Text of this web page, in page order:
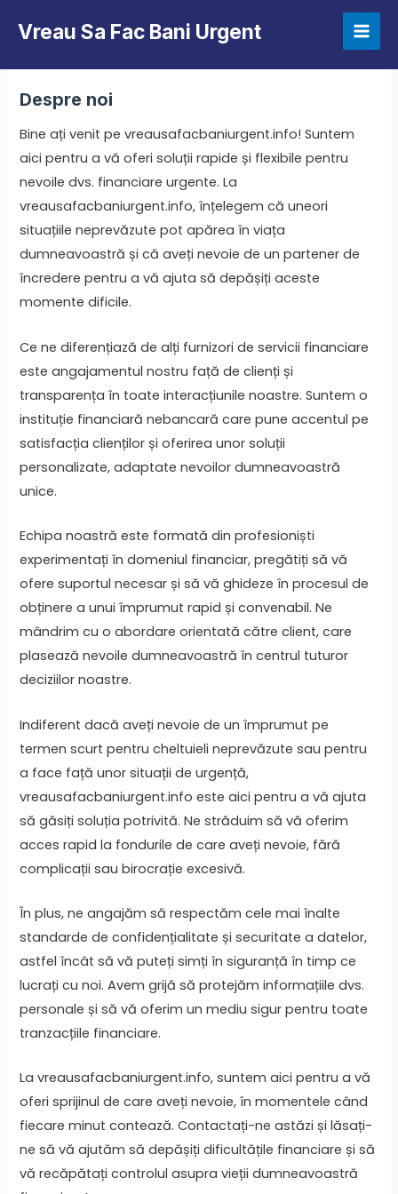
Vreau Sa Fac Bani Urgent
Despre noi
Bine ați venit pe vreausafacbaniurgent.info! Suntem
aici pentru a vă oferi soluții rapide și flexibile pentru
nevoile dvs. financiare urgente. La
vreausafacbaniurgent.info, înțelegem că uneori
situațiile neprevăzute pot apărea în viața
dumneavoastră și că aveți nevoie de un partener de
încredere pentru a vă ajuta să depășiți aceste
momente dificile.
Ce ne diferențiază de alți furnizori de servicii financiare
este angajamentul nostru față de clienți și
transparența în toate interacțiunile noastre. Suntem o
instituție financiară nebancară care pune accentul pe
satisfacția clienților și oferirea unor soluții
personalizate, adaptate nevoilor dumneavoastră
unice.
Echipa noastră este formată din profesioniști
experimentați în domeniul financiar, pregătiți să vă
ofere suportul necesar și să vă ghideze în procesul de
obținere a unui împrumut rapid și convenabil. Ne
mândrim cu o abordare orientată către client, care
plasează nevoile dumneavoastră în centrul tuturor
deciziilor noastre.
Indiferent dacă aveți nevoie de un împrumut pe
termen scurt pentru cheltuieli neprevăzute sau pentru
a face față unor situații de urgență,
vreausafacbaniurgent.info este aici pentru a vă ajuta
să găsiți soluția potrivită. Ne străduim să vă oferim
acces rapid la fondurile de care aveți nevoie, fără
complicații sau birocrație excesivă.
În plus, ne angajăm să respectăm cele mai înalte
standarde de confidențialitate și securitate a datelor,
astfel încât să vă puteți simți în siguranță în timp ce
lucrați cu noi. Avem grijă să protejăm informațiile dvs.
personale și să vă oferim un mediu sigur pentru toate
tranzacțiile financiare.
La vreausafacbaniurgent.info, suntem aici pentru a vă
oferi sprijinul de care aveți nevoie, în momentele când
fiecare minut contează. Contactați-ne astăzi și lăsați-
ne să vă ajutăm să depășiți dificultățile financiare și să
vă recăpătați controlul asupra vieții dumneavoastră